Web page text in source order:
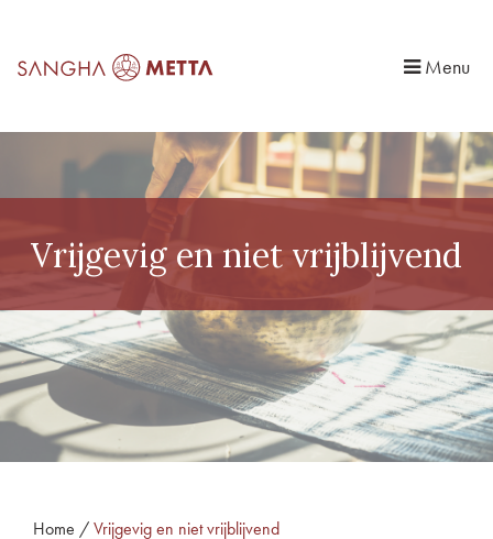
Menu
Vrijgevig en niet vrijblijvend
Home /Vrijgevig en niet vrijblijvend